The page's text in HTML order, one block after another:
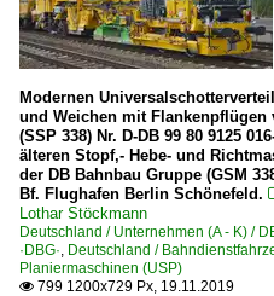
~ Sonstige
Bahndienstfahrzeuge |
1 203 BR 203.3
1 212 BR 212 V
1 213 BR 213.3 DB V
Modernen
und Weichen mit Flankenpflügen
(SSP 338) Nr. D-DB 99 80 9125
älteren Stopf,- Hebe- und
der DB Bahnbau Gruppe (GSM
Bf. Flughafen Berlin Schönefeld.
Lothar Stöckmann
Deutschland / Unternehmen (A - K) /
·DBG·, Deutschland /
Planiermaschinen (USP)
 799 1200x729 Px, 19.11.2019